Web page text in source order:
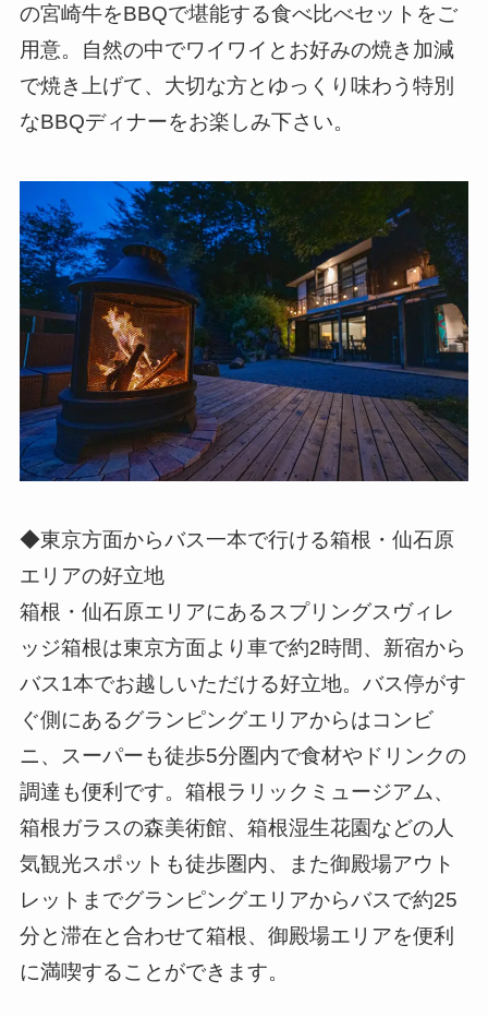
の宮崎牛をBBQで堪能する食べ比べセットをご
用意。自然の中でワイワイとお好みの焼き加減
で焼き上げて、大切な方とゆっくり味わう特別
なBBQディナーをお楽しみ下さい。
◆東京方面からバス一本で行ける箱根・仙石原
エリアの好立地
箱根・仙石原エリアにあるスプリングスヴィレ
ッジ箱根は東京方面より車で約2時間、新宿から
バス1本でお越しいただける好立地。バス停がす
ぐ側にあるグランピングエリアからはコンビ
ニ、スーパーも徒歩5分圏内で食材やドリンクの
調達も便利です。箱根ラリックミュージアム、
箱根ガラスの森美術館、箱根湿生花園などの人
気観光スポットも徒歩圏内、また御殿場アウト
レットまでグランピングエリアからバスで約25
分と滞在と合わせて箱根、御殿場エリアを便利
に満喫することができます。